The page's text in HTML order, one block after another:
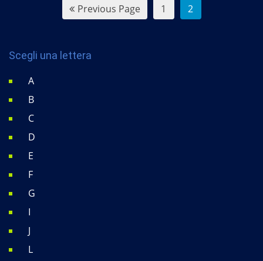
Previous Page 1 2
Scegli una lettera
A
B
C
D
E
F
G
I
J
L